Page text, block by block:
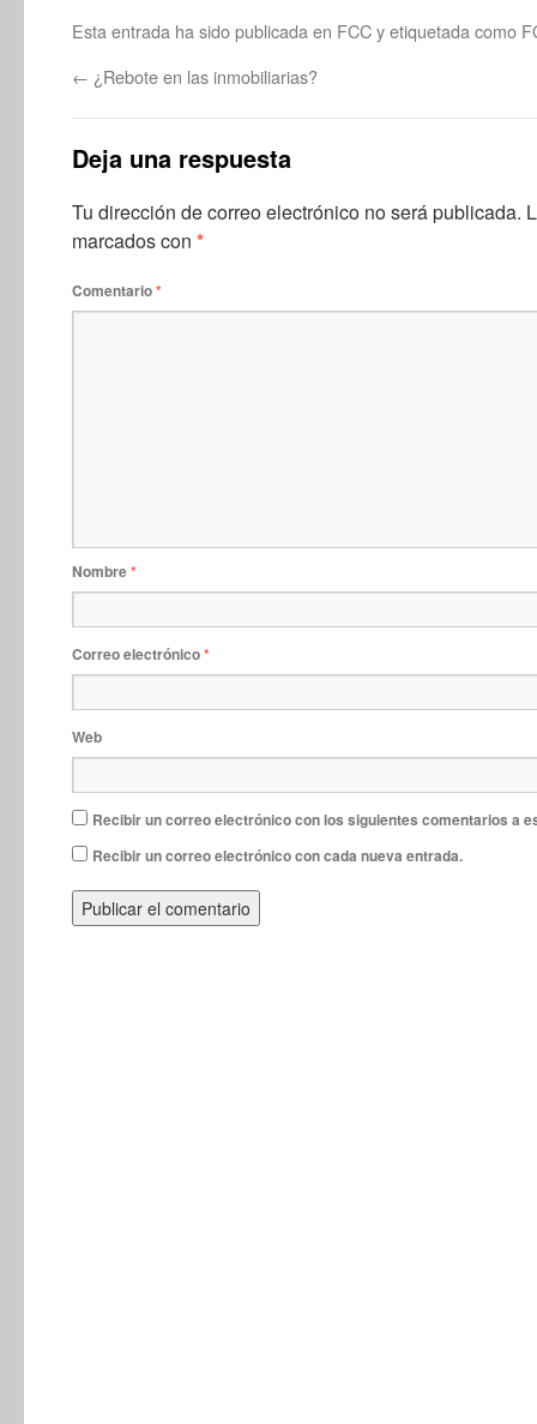
Esta entrada ha sido publicada en FCCy etiquetada como
← ¿Rebote en las inmobiliarias?
Deja una respuesta
Tu dirección de correo electrónico no será publicada.
marcados con *
Comentario*
Nombre*
Correo electrónico*
Web
Recibir un correo electrónico con los siguientes comentarios a
Recibir un correo electrónico con cada nueva entrada.